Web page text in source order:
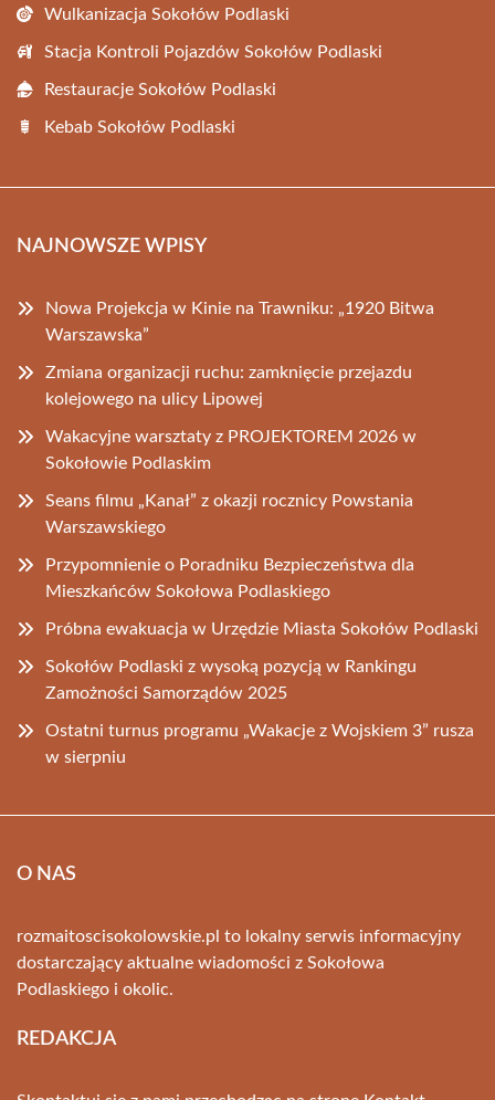
Wulkanizacja Sokołów Podlaski
Stacja Kontroli Pojazdów Sokołów Podlaski
Restauracje Sokołów Podlaski
Kebab Sokołów Podlaski
NAJNOWSZE WPISY
Nowa Projekcja w Kinie na Trawniku: „1920 Bitwa
Warszawska”
Zmiana organizacji ruchu: zamknięcie przejazdu
kolejowego na ulicy Lipowej
Wakacyjne warsztaty z PROJEKTOREM 2026 w
Sokołowie Podlaskim
Seans filmu „Kanał” z okazji rocznicy Powstania
Warszawskiego
Przypomnienie o Poradniku Bezpieczeństwa dla
Mieszkańców Sokołowa Podlaskiego
Próbna ewakuacja w Urzędzie Miasta Sokołów Podlaski
Sokołów Podlaski z wysoką pozycją w Rankingu
Zamożności Samorządów 2025
Ostatni turnus programu „Wakacje z Wojskiem 3” rusza
w sierpniu
O NAS
rozmaitoscisokolowskie.pl to lokalny serwis informacyjny
dostarczający aktualne wiadomości z Sokołowa
Podlaskiego i okolic.
REDAKCJA